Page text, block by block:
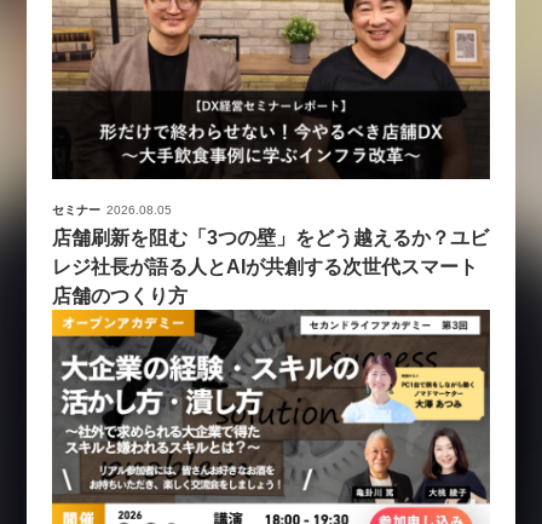
セミナー 2026.08.05
店舗刷新を阻む「3つの壁」をどう越えるか？ユビ
レジ社長が語る人とAIが共創する次世代スマート
店舗のつくり方